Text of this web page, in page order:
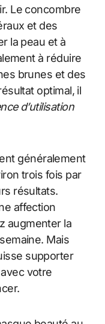
Le concombre
et des
la peau et à
à réduire
brunes et des
optimal, il
d’utilisation
généralement
trois fois par
résultats.
affection
augmenter la
Mais
supporter
votre